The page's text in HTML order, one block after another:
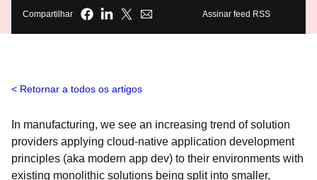
Compartilhar Assinar feed RSS
Retornar a todos os artigos
In manufacturing, we see an increasing trend of solution
providers applying cloud-native application development
principles (aka modern app dev) to their environments with
existing monolithic solutions being split into smaller,